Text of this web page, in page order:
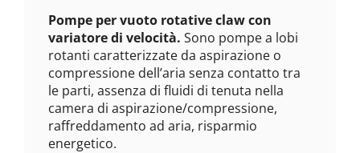
Pompe per vuoto rotative claw con
variatore di velocità. Sono pompe a lobi
rotanti caratterizzate da aspirazione o
compressione dell’aria senza contatto tra
le parti, assenza di fluidi di tenuta nella
camera di aspirazione/compressione,
raffreddamento ad aria, risparmio
energetico.